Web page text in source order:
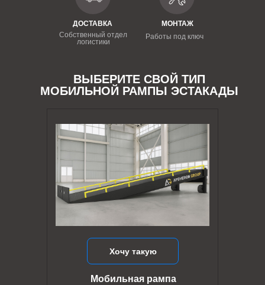
ДОСТАВКА
Собственный отдел
логистики
МОНТАЖ
Работы под ключ
ВЫБЕРИТЕ СВОЙ ТИП
МОБИЛЬНОЙ РАМПЫ ЭСТАКАДЫ
Хочу такую
Мобильная рампа